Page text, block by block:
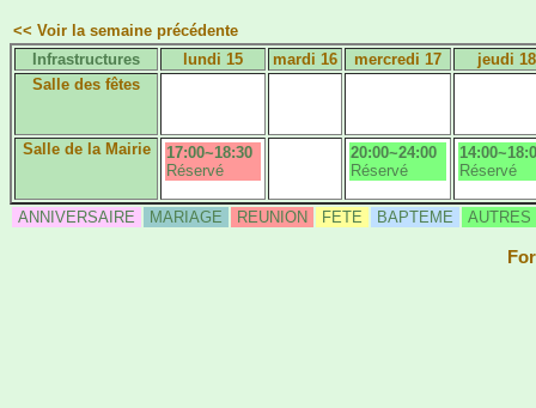
<< Voir la semaine précédente
Infrastructures
lundi 15 mardi 16 mercredi 17
jeudi 18
Salle des fêtes
Salle de la Mairie
17:00~18:30
Réservé
20:00~24:00
Réservé
Réservé
ANNIVERSAIRE MARIAGE REUNION FETE BAPTEME AUTRES